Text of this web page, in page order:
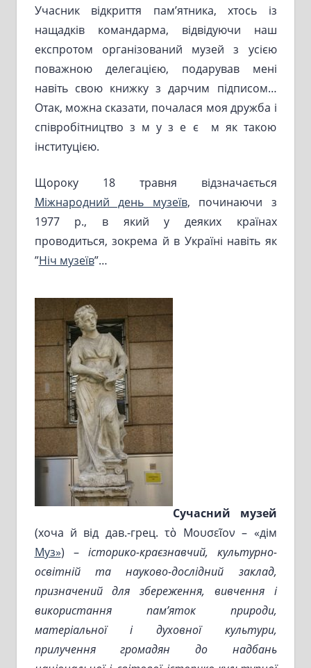
Учасник відкриття пам’ятника, хтось із
нащадків командарма, відвідуючи наш
експротом організований музей з усією
поважною делегацією, подарував мені
навіть свою книжку з дарчим підписом…
Отак, можна сказати, почалася моя дружба і
співробітництво з м у з е є м як такою
інституцією.
Щороку 18 травня відзначається
Міжнародний день музеїв, починаючи з
1977 р., в який у деяких країнах
проводиться, зокрема й в Україні навіть як
”Ніч музеїв”…
Сучасний музей
(хоча й від дав.-грец. τὸ Μουσεῖον – «дім
Муз») – історико-краєзнавчий, культурно-
освітній та науково-дослідний заклад,
призначений для збереження, вивчення і
використання пам’яток природи,
матеріальної
і духовної культури,
прилучення громадян до надбань